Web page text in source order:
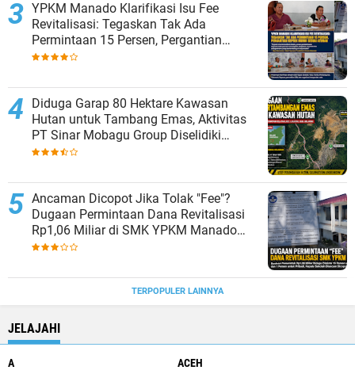
YPKM Manado Klarifikasi Isu Fee
Revitalisasi: Tegaskan Tak Ada
Permintaan 15 Persen, Pergantian
Kepsek Murni Sesuai Aturan
Diduga Garap 80 Hektare Kawasan
Hutan untuk Tambang Emas, Aktivitas
PT Sinar Mobagu Group Diselidiki
Aparat
Ancaman Dicopot Jika Tolak "Fee"?
Dugaan Permintaan Dana Revitalisasi
Rp1,06 Miliar di SMK YPKM Manado
Berpotensi Terseret Kasus Tipikor
TERPOPULER LAINNYA
JELAJAHI
A
ACEH